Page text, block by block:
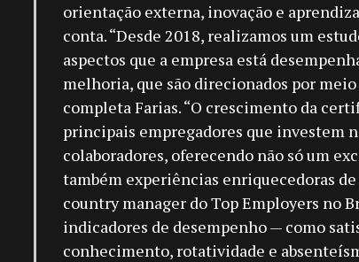
orientação externa, inovação e
conta. “Desde 2018, realizamos um
aspectos que a empresa está
melhoria, que são direcionados por meio
completa Farias. “O crescimento da
principais empregadores que investem
colaboradores, oferecendo não só um
também experiências enriquecedoras
country manager do Top Employers no
indicadores de desempenho — como
conhecimento, rotatividade e